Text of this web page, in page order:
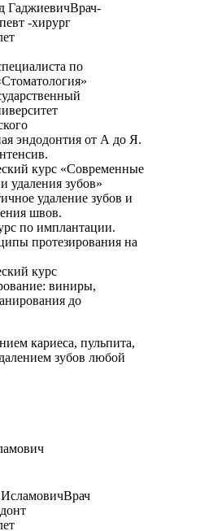
ГаджиевичВрач-
-хирург
по
эндодонтия от А до Я.
курс «Современные
удаления зубов»
удаление зубов и
швов.
по имплантации.
протезирования на
курс
виниры,
до
кариеса, пульпита,
зубов любой
Врач